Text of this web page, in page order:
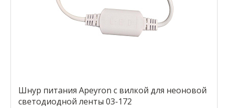
Шнур питания Apeyron с вилкой для неоновой
светодиодной ленты 03-172